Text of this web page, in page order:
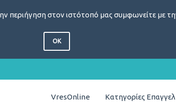
περιήγηση στον ιστότοπό μας συμφωνείτε με
OK
VresOnline Κατηγορίες